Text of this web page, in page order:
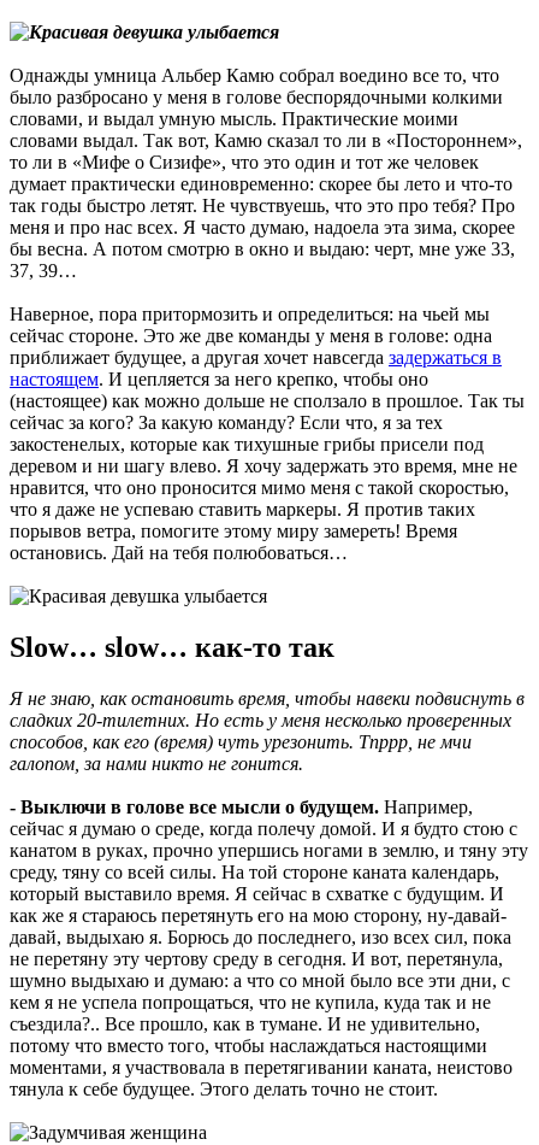
Однажды умница Альбер Камю собрал воедино все то, что
было разбросано у меня в голове беспорядочными колкими
словами, и выдал умную мысль. Практические моими
словами выдал. Так вот, Камю сказал то ли в «Постороннем»,
то ли в «Мифе о Сизифе», что это один и тот же человек
думает практически единовременно: скорее бы лето и что-то
так годы быстро летят. Не чувствуешь, что это про тебя? Про
меня и про нас всех. Я часто думаю, надоела эта зима, скорее
бы весна. А потом смотрю в окно и выдаю: черт, мне уже 33,
37, 39…
Наверное, пора притормозить и определиться: на чьей мы
сейчас стороне. Это же две команды у меня в голове: одна
приближает будущее, а другая хочет навсегда задержаться в
настоящем. И цепляется за него крепко, чтобы оно
(настоящее) как можно дольше не сползало в прошлое. Так ты
сейчас за кого? За какую команду? Если что, я за тех
закостенелых, которые как тихушные грибы присели под
деревом и ни шагу влево. Я хочу задержать это время, мне не
нравится, что оно проносится мимо меня с такой скоростью,
что я даже не успеваю ставить маркеры. Я против таких
порывов ветра, помогите этому миру замереть! Время
остановись. Дай на тебя полюбоваться…
Slow… slow… как-то так
Я не знаю, как остановить время, чтобы навеки подвиснуть в
сладких 20-тилетних. Но есть у меня несколько проверенных
способов, как его (время) чуть урезонить. Тпррр, не мчи
галопом, за нами никто не гонится.
- Выключи в голове все мысли о будущем. Например,
сейчас я думаю о среде, когда полечу домой. И я будто стою с
канатом в руках, прочно упершись ногами в землю, и тяну эту
среду, тяну со всей силы. На той стороне каната календарь,
который выставило время. Я сейчас в схватке с будущим. И
как же я стараюсь перетянуть его на мою сторону, ну-давай-
давай, выдыхаю я. Борюсь до последнего, изо всех сил, пока
не перетяну эту чертову среду в сегодня. И вот, перетянула,
шумно выдыхаю и думаю: а что со мной было все эти дни, с
кем я не успела попрощаться, что не купила, куда так и не
съездила?.. Все прошло, как в тумане. И не удивительно,
потому что вместо того, чтобы наслаждаться настоящими
моментами, я участвовала в перетягивании каната, неистово
тянула к себе будущее. Этого делать точно не стоит.